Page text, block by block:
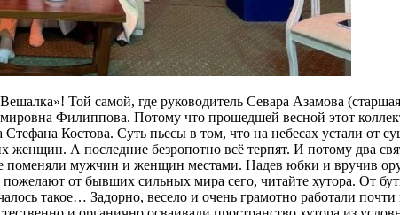
Той самой, где руководитель Севара Азамова
Филиппова. Потому что прошедшей весной этот
Стефана Костова. Суть пьесы в том, что на небесах устали
женщин. А последние безропотно всё терпят. И потому
поменяли мужчин и женщин местами. Надев юбки и вручив
от бывших сильных мира сего, читайте хутора. От
такое… Задорно, весело и очень грамотно работали